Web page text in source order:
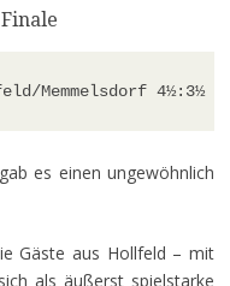
Memmelsdorf 4½:3½
es einen ungewöhnlich
Gäste aus Hollfeld – mit
als äußerst spielstarke